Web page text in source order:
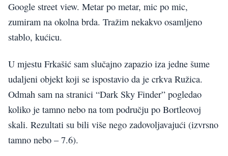
Google street view. Metar po metar, mic po mic,
zumiram na okolna brda. Tražim nekakvo osamljeno
stablo, kućicu.
U mjestu Frkašić sam slučajno zapazio iza jedne šume
udaljeni objekt koji se ispostavio da je crkva Ružica.
Odmah sam na stranici “Dark Sky Finder” pogledao
koliko je tamno nebo na tom području po Bortleovoj
skali. Rezultati su bili više nego zadovoljavajući (izvrsno
tamno nebo – 7.6).